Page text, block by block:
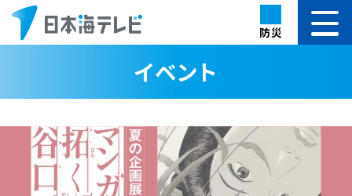
防災
イベント